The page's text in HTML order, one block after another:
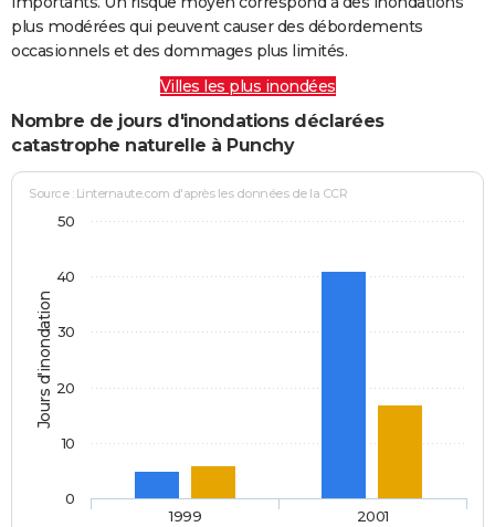
plus modérées qui peuvent causer des débordements
occasionnels et des dommages plus limités.
Villes les plus inondées
Nombre de jours d'inondations déclarées
catastrophe naturelle à Punchy
Jours d'inondation
Source : Linternaute.com d'après les données de la CCR
1999 2001
0
10
20
30
40
50